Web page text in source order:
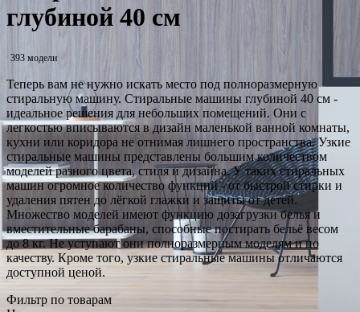
глубиной 40 см
393 модели
Теперь вам не нужно искать место под полноразмерную
стиральную машину. Стиральные машины глубиной 40 см -
идеальное решения для небольших помещений. Они с
легкостью вписываются в дизайн маленькой ванной комнаты,
кухни или коридора не отнимая лишнего пространства. Узкие
стиральные машины представлены большим количеством
моделей разного цвета, стиля и дизайна. У таких стиральных
машин огромное количество функций - от быстрой стирки и
удаления пятен до лёгкой глажки и защиты от детей.
Множество моделей имеют функцию дозагрузки белья и
вместительные барабаны, способные постирать бельё весом
до 8 кг. Не уступают они полноразмерным моделям и по
качеству. Кроме того, узкие стиральные машины отличаются
доступной ценой.
Фильтр по товарам